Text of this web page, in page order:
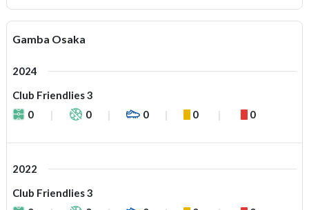
Gamba Osaka
2024
Club Friendlies 3
0
0 0 0 0
2022
Club Friendlies 3